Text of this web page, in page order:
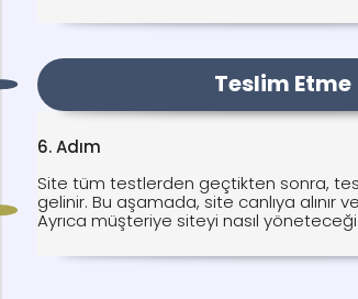
Teslim Etme
6. Adım
Site tüm testlerden geçtikten sonra,
gelinir. Bu aşamada, site canlıya alınır
Ayrıca müşteriye siteyi nasıl yöneteceği